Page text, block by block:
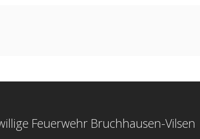
Feuerwehr Bruchhausen-Vilsen